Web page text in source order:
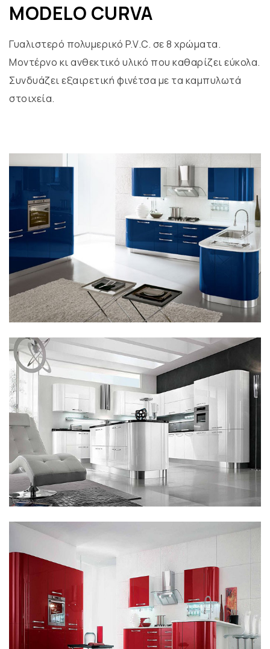
MODELO CURVA
Γυαλιστερό πολυμερικό P.V.C. σε 8 χρώματα.
Μοντέρνο κι ανθεκτικό υλικό που καθαρίζει εύκολα.
Συνδυάζει εξαιρετική φινέτσα με τα καμπυλωτά
στοιχεία.